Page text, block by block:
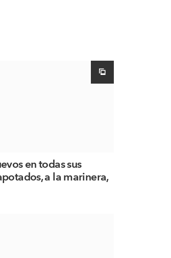
en todas sus
a la marinera,